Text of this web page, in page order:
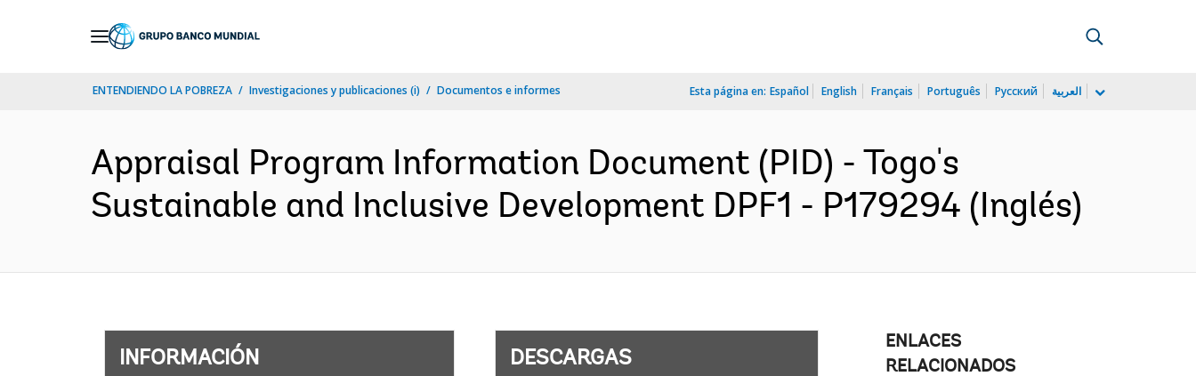
ENTENDIENDO LA POBREZA Investigaciones y publicaciones (i) Documentos e informes Esta página en: Español English Français Português Русский العربية
Appraisal Program Information Document (PID) - Togo's
Sustainable and Inclusive Development DPF1 - P179294 (Inglés)
INFORMACIÓN DESCARGAS
ENLACES
RELACIONADOS